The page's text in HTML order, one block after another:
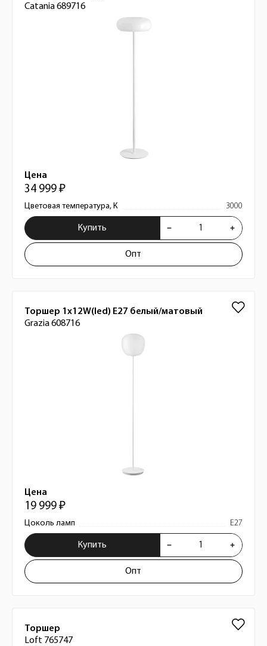
Catania 689716
Цена
34 999 ₽
Цветовая температура, К 3000
Купить
Опт
Торшер 1x12W(led) E27 белый/матовый
Grazia 608716
Цена
19 999 ₽
Цоколь ламп E27
Купить
Опт
Торшер
Loft 765747